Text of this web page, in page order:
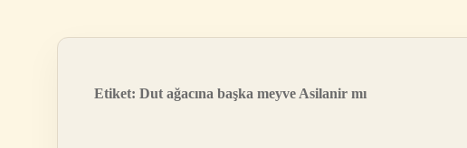
Etiket: Dut ağacına başka meyve Asilanir mı